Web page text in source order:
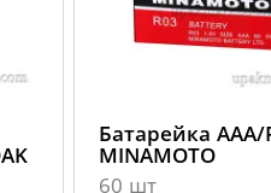
Батарейка ААА/
MINAMOTO
60 шт